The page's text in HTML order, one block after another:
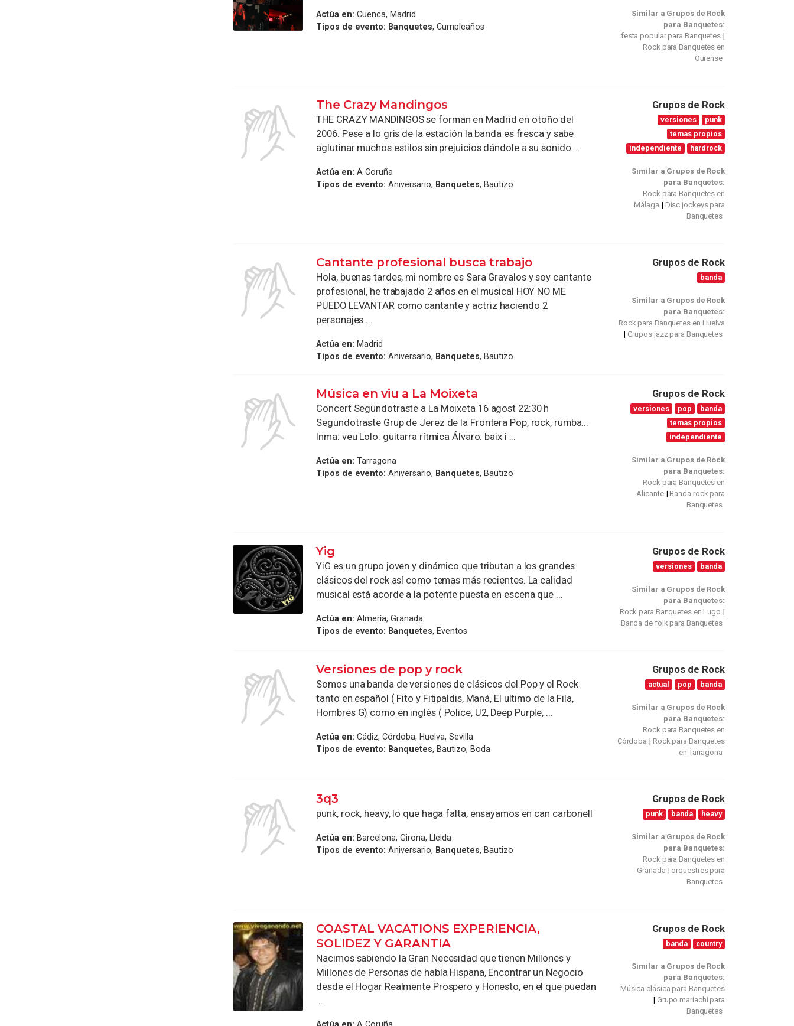
Actúa en: Cuenca, Madrid
Tipos de evento: Banquetes, Cumpleaños
Similar a Grupos de Rock
para Banquetes:
festa popular para Banquetes
Rock para Banquetes en
Ourense
The Crazy Mandingos
THE CRAZY MANDINGOS se forman en Madrid en otoño del
2006. Pese a lo gris de la estación la banda es fresca y sabe
aglutinar muchos estilos sin prejuicios dándole a su sonido ...
Actúa en: A Coruña
Tipos de evento: Aniversario, Banquetes, Bautizo
Grupos de Rock
versiones
punk
temas propios
independiente
hardrock
Similar a Grupos de Rock
para Banquetes:
Rock para Banquetes en
Málaga
Disc jockeys para
Banquetes
Cantante profesional busca trabajo
Hola, buenas tardes, mi nombre es Sara Gravalos y soy cantante
profesional, he trabajado 2 años en el musical HOY NO ME
PUEDO LEVANTAR como cantante y actriz haciendo 2
personajes ...
Actúa en: Madrid
Tipos de evento: Aniversario, Banquetes, Bautizo
Grupos de Rock
banda
Similar a Grupos de Rock
para Banquetes:
Rock para Banquetes en Huelva
Grupos jazz para Banquetes
Música en viu a La Moixeta
Concert Segundotraste a La Moixeta 16 agost 22:30 h
Segundotraste Grup de Jerez de la Frontera Pop, rock, rumba...
Inma: veu Lolo: guitarra rítmica Álvaro: baix i ...
Actúa en: Tarragona
Tipos de evento: Aniversario, Banquetes, Bautizo
Grupos de Rock
versiones pop
banda
temas propios
independiente
Similar a Grupos de Rock
para Banquetes:
Rock para Banquetes en
Alicante
Banda rock para
Banquetes
Yig
YiG es un grupo joven y dinámico que tributan a los grandes
clásicos del rock así como temas más recientes. La calidad
musical está acorde a la potente puesta en escena que ...
Actúa en: Almería, Granada
Tipos de evento: Banquetes, Eventos
Grupos de Rock
versiones banda
Similar a Grupos de Rock
para Banquetes:
Rock para Banquetes en Lugo
Banda de folk para Banquetes
Versiones de pop y rock
Somos una banda de versiones de clásicos del Pop y el Rock
tanto en español ( Fito y Fitipaldis, Maná, El ultimo de la Fila,
Hombres G) como en inglés ( Police, U2, Deep Purple, ...
Actúa en: Cádiz, Córdoba, Huelva, Sevilla
Tipos de evento: Banquetes, Bautizo, Boda
Grupos de Rock
actual pop banda
Similar a Grupos de Rock
para Banquetes:
Rock para Banquetes en
Córdoba
Rock para Banquetes
en Tarragona
3q3
punk, rock, heavy, lo que haga falta, ensayamos en can carbonell
Actúa en: Barcelona, Girona, Lleida
Tipos de evento: Aniversario, Banquetes, Bautizo
Grupos de Rock
punk banda heavy
Similar a Grupos de Rock
para Banquetes:
Rock para Banquetes en
Granada
orquestres para
Banquetes
COASTAL VACATIONS EXPERIENCIA,
SOLIDEZ Y GARANTIA
Nacimos sabiendo la Gran Necesidad que tienen Millones y
Millones de Personas de habla Hispana, Encontrar un Negocio
desde el Hogar Realmente Prospero y Honesto, en el que puedan
...
Grupos de Rock
banda country
Similar a Grupos de Rock
para Banquetes:
Música clásica para Banquetes
Grupo mariachi para
Banquetes